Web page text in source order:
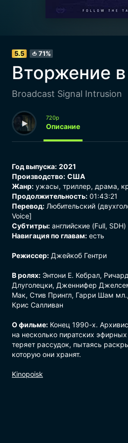
🍅 71%
5.5
Вторжение
Broadcast Signal Intrusion
720p
Описание
Год выпуска: 2021
Производство: США
Жанр: ужасы, триллер, драма,
Продолжительность: 01:43:21
Перевод: Любительский
Voice]
Субтитры: английские (Full, SDH)
Навигация по главам: есть
Режиссер: Джейкоб Гентри
В ролях: Энтони Е. Кебрал,
Длуголецки, Дженнифер
Мак, Стив Прингл, Гарри Шам
Крис Салливан
О фильме: Конец 1990-х.
на несколько пиратских
теряет рассудок, пытаясь
которую они хранят.